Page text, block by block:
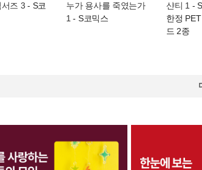
즈 3 - S코
누가 용사를 죽였는가
1 - S코믹스
샨티 1 -
한정
드 2종